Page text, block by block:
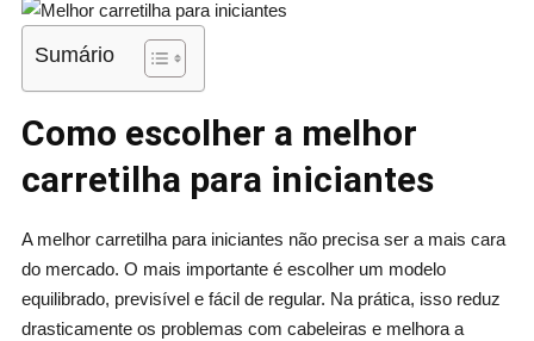
Sumário
Como escolher a melhor
carretilha para iniciantes
A melhor carretilha para iniciantes não precisa ser a mais cara
do mercado. O mais importante é escolher um modelo
equilibrado, previsível e fácil de regular. Na prática, isso reduz
drasticamente os problemas com cabeleiras e melhora a